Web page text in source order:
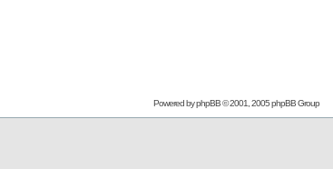
Powered byphpBB© 2001, 2005 phpBB Group